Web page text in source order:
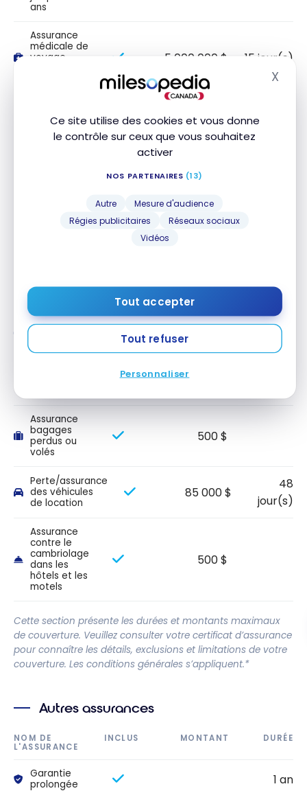
Ce site utilise des cookies et vous donne
le contrôle sur ceux que vous souhaitez
activer
NOS PARTENAIRES (13)
Autre
Mesure d'audience
Régies publicitaires
Réseaux sociaux
Vidéos
Tout accepter
Tout refuser
Personnaliser
X
ans
Assurance
médicale de
voyage
5 000 000 $ 15 jour(s)
médicale de
voyage 65+
interruption
de voyage
transporteurs
Assurance
Assurance
bagages
perdus ou
volés
500 $
Perte/assurance
des véhicules
de location
85 000 $
48
jour(s)
Assurance
contre le
cambriolage
dans les
hôtels et les
motels
500 $
Cette section présente les durées et montants maximaux
de couverture. Veuillez consulter votre certificat d’assurance
pour connaître les détails, exclusions et limitations de votre
couverture. Les conditions générales s’appliquent.*
Autres assurances
NOM DE
L'ASSURANCE
INCLUS MONTANT DURÉE
Garantie
prolongée
1 an